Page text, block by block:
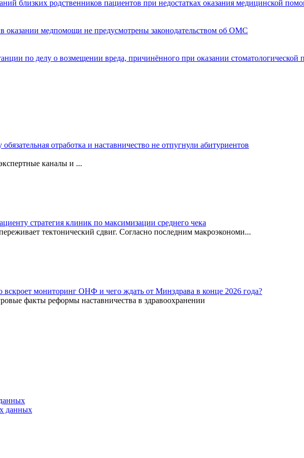
близких родственников пациентов при недостатках оказания медицинской
оказании медпомощи не предусмотрены законодательством об ОМС
по делу о возмещении вреда, причинённого при оказании стоматологической
отработка и наставничество не отпугнули абитуриентов
каналы и ...
стратегия клиник по максимизации среднего чека
тектонический сдвиг. Согласно последним макроэкономи...
вскроет мониторинг ОНФ и чего ждать от Минздрава в конце 2026 года?
факты реформы наставничества в здравоохранении
данных